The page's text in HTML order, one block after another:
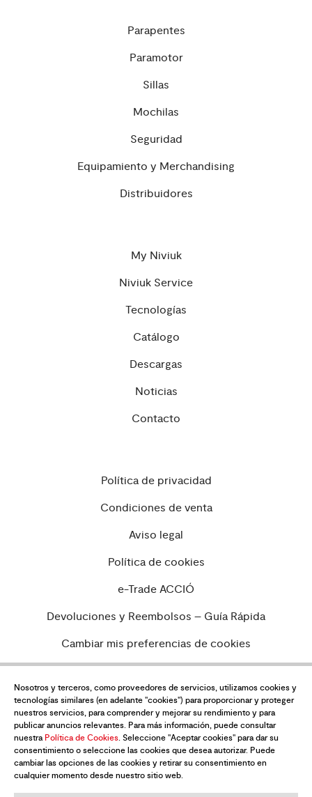
Parapentes
Paramotor
Sillas
Mochilas
Seguridad
Equipamiento y Merchandising
Distribuidores
My Niviuk
Niviuk Service
Tecnologías
Catálogo
Descargas
Noticias
Contacto
Política de privacidad
Condiciones de venta
Aviso legal
Política de cookies
e-Trade ACCIÓ
Devoluciones y Reembolsos – Guía Rápida
Cambiar mis preferencias de cookies
¿Quieres estar al día de todas las
novedades?
Suscríbete a nuestra newsletter
Nosotros y terceros, como proveedores de servicios, utilizamos cookies y
tecnologías similares (en adelante "cookies") para proporcionar y proteger
nuestros servicios, para comprender y mejorar su rendimiento y para
publicar anuncios relevantes. Para más información, puede consultar
nuestra Política de Cookies. Seleccione "Aceptar cookies" para dar su
consentimiento o seleccione las cookies que desea autorizar. Puede
cambiar las opciones de las cookies y retirar su consentimiento en
cualquier momento desde nuestro sitio web.